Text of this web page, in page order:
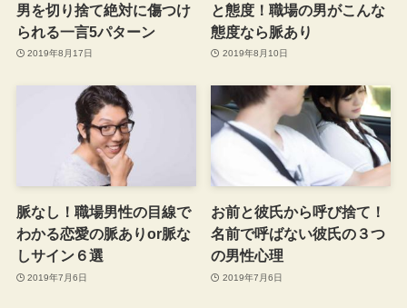
男を切り捨て絶対に傷つけ
られる一言5パターン
2019年8月17日
と態度！職場の男がこんな
態度なら脈あり
2019年8月10日
脈なし！職場男性の目線で
わかる恋愛の脈ありor脈な
しサイン６選
2019年7月6日
お前と彼氏から呼び捨て！
名前で呼ばない彼氏の３つ
の男性心理
2019年7月6日